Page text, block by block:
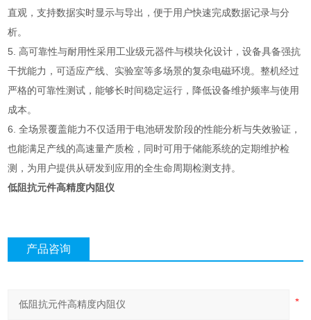
直观，支持数据实时显示与导出，便于用户快速完成数据记录与分
析。
5. 高可靠性与耐用性采用工业级元器件与模块化设计，设备具备强抗
干扰能力，可适应产线、实验室等多场景的复杂电磁环境。整机经过
严格的可靠性测试，能够长时间稳定运行，降低设备维护频率与使用
成本。
6. 全场景覆盖能力不仅适用于电池研发阶段的性能分析与失效验证，
也能满足产线的高速量产质检，同时可用于储能系统的定期维护检
测，为用户提供从研发到应用的全生命周期检测支持。
低阻抗元件高精度内阻仪
产品咨询